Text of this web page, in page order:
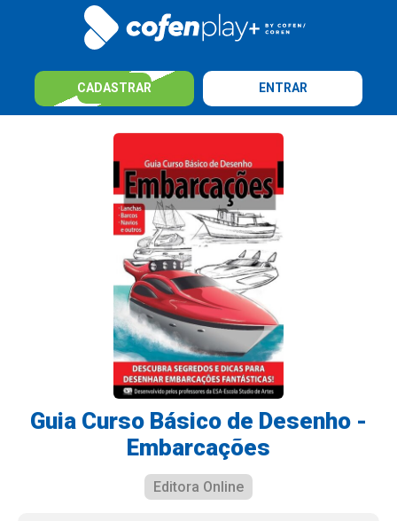
CADASTRAR ENTRAR
Guia Curso Básico de Desenho -
Embarcações
Editora Online